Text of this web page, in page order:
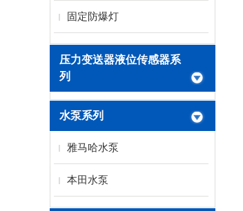
固定防爆灯
压力变送器液位传感器系
列
水泵系列
雅马哈水泵
本田水泵